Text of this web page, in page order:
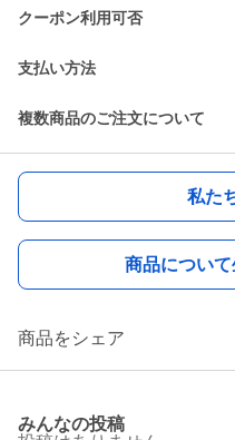
クーポン利用可否
支払い方法
複数商品のご注文について
私た
商品につい
商品をシェア
みんなの投稿